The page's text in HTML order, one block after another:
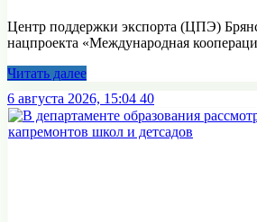
Центр поддержки экспорта (ЦПЭ)
нацпроекта «Международная
Читать далее
6 августа 2026, 15:04 40